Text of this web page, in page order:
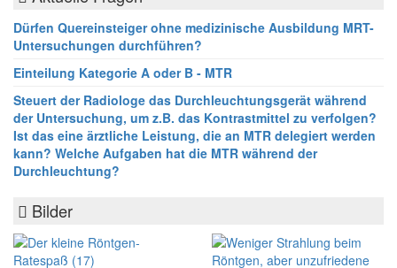
Dürfen Quereinsteiger ohne medizinische Ausbildung MRT-
Untersuchungen durchführen?
Einteilung Kategorie A oder B - MTR
Steuert der Radiologe das Durchleuchtungsgerät während
der Untersuchung, um z.B. das Kontrastmittel zu verfolgen?
Ist das eine ärztliche Leistung, die an MTR delegiert werden
kann? Welche Aufgaben hat die MTR während der
Durchleuchtung?
Bilder